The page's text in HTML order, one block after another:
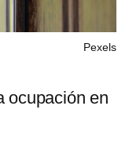
Pexels
ocupación en